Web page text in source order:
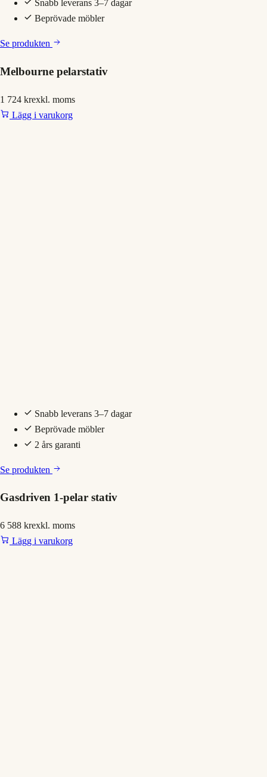
Snabb leverans 3–7 dagar
Beprövade möbler
Se produkten
Melbourne pelarstativ
1 724 krexkl. moms
Lägg i varukorg
Snabb leverans 3–7 dagar
Beprövade möbler
2 års garanti
Se produkten
Gasdriven 1-pelar stativ
6 588 krexkl. moms
Lägg i varukorg